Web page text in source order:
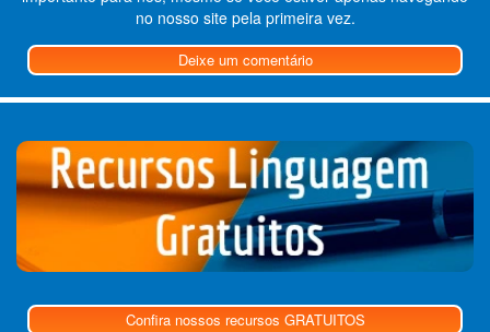
no nosso site pela primeira vez.
Deixe um comentário
Confira nossos recursos GRATUITOS